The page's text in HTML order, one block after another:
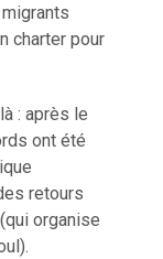
charter pour
: après le
ont été
retours
organise